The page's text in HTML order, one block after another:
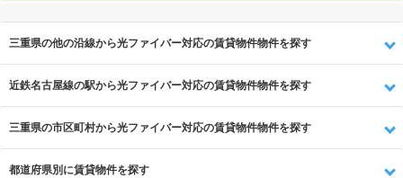
三重県の他の沿線から光ファイバー対応の賃貸物件物件を探す
近鉄名古屋線の駅から光ファイバー対応の賃貸物件物件を探す
三重県の市区町村から光ファイバー対応の賃貸物件物件を探す
都道府県別に賃貸物件を探す